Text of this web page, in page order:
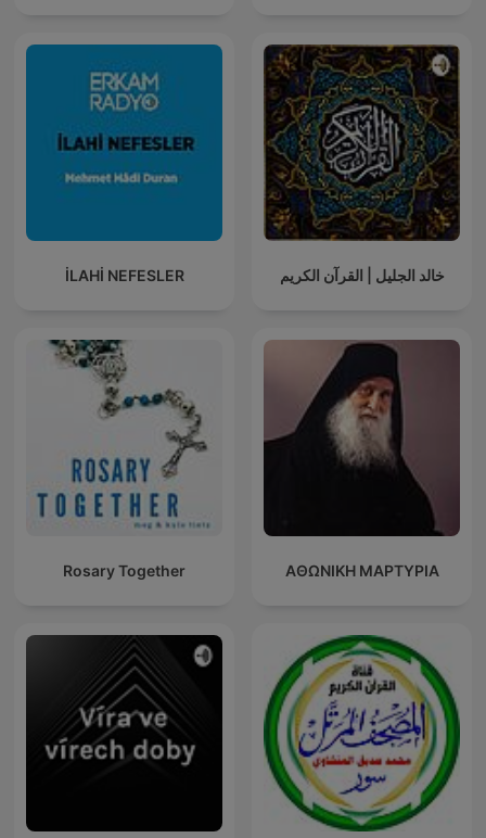
İLAHİ NEFESLER خالد الجليل | القرآن الكريم
Rosary Together ΑΘΩΝΙΚΗ ΜΑΡΤΥΡΙΑ